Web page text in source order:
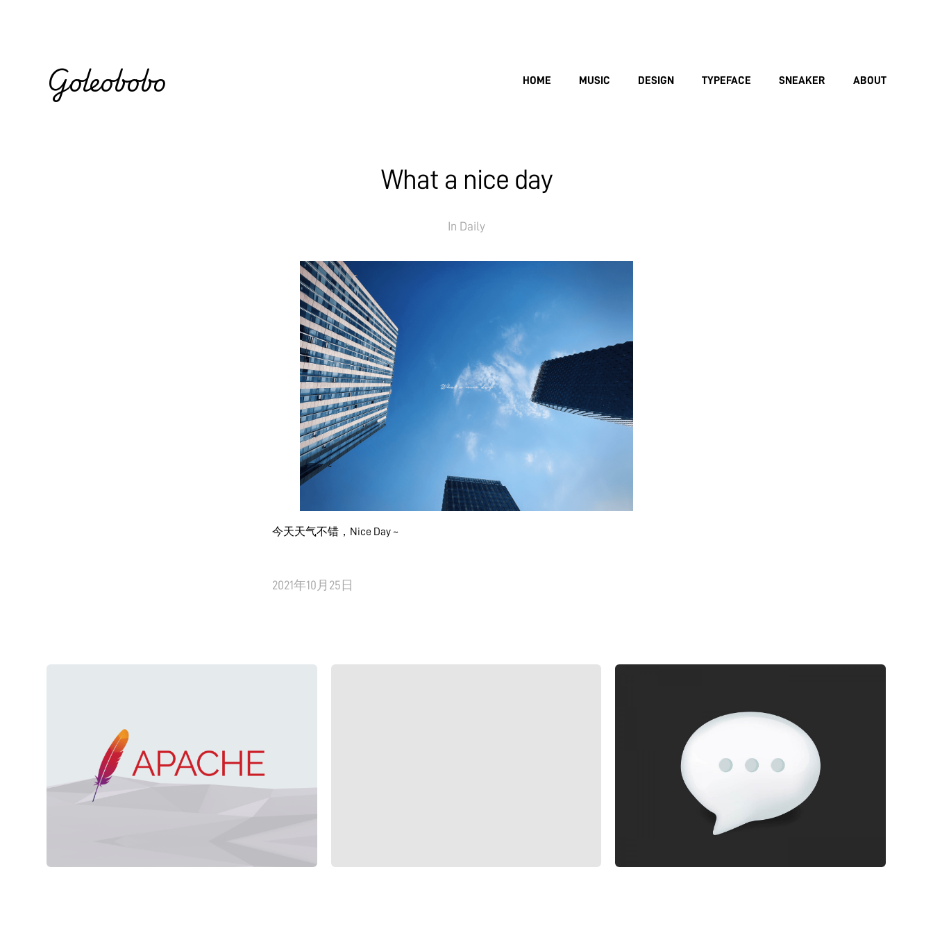
Goleobobo HOME MUSIC DESIGN TYPEFACE SNEAKER ABOUT
What a nice day
In Daily
今天天气不错，Nice Day ~
2021年10月25日